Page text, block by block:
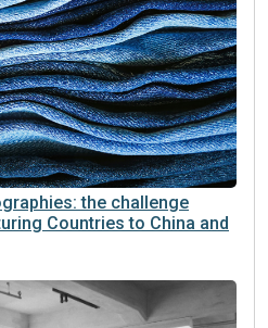
map of Growing and